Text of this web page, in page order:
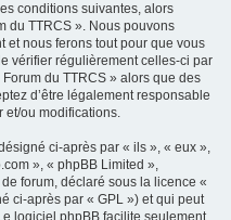
conditions suivantes, alors
du TTRCS ». Nous pouvons
et nous ferons tout pour que vous
vérifier régulièrement celles-ci par
du TTRCS » alors que des
d’être légalement responsable
et/ou modifications.
ci-après par « ils », « eux »,
», « phpBB Limited »,
forum, déclaré sous la licence «
ci-après par « GPL ») et qui peut
logiciel phpBB facilite seulement